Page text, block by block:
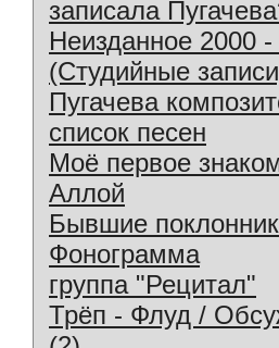
записала
Неизданное 2000 -
(Студийные
Пугачева
список песен
Моё первое
Аллой
Бывшие
Фонограмма
группа "Рецитал"
Трёп - Флуд /